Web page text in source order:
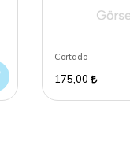
Cortado
175,00